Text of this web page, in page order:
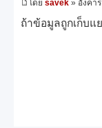
โดย savek » อังคา
ถ้าข้อมูลถูกเก็บแ